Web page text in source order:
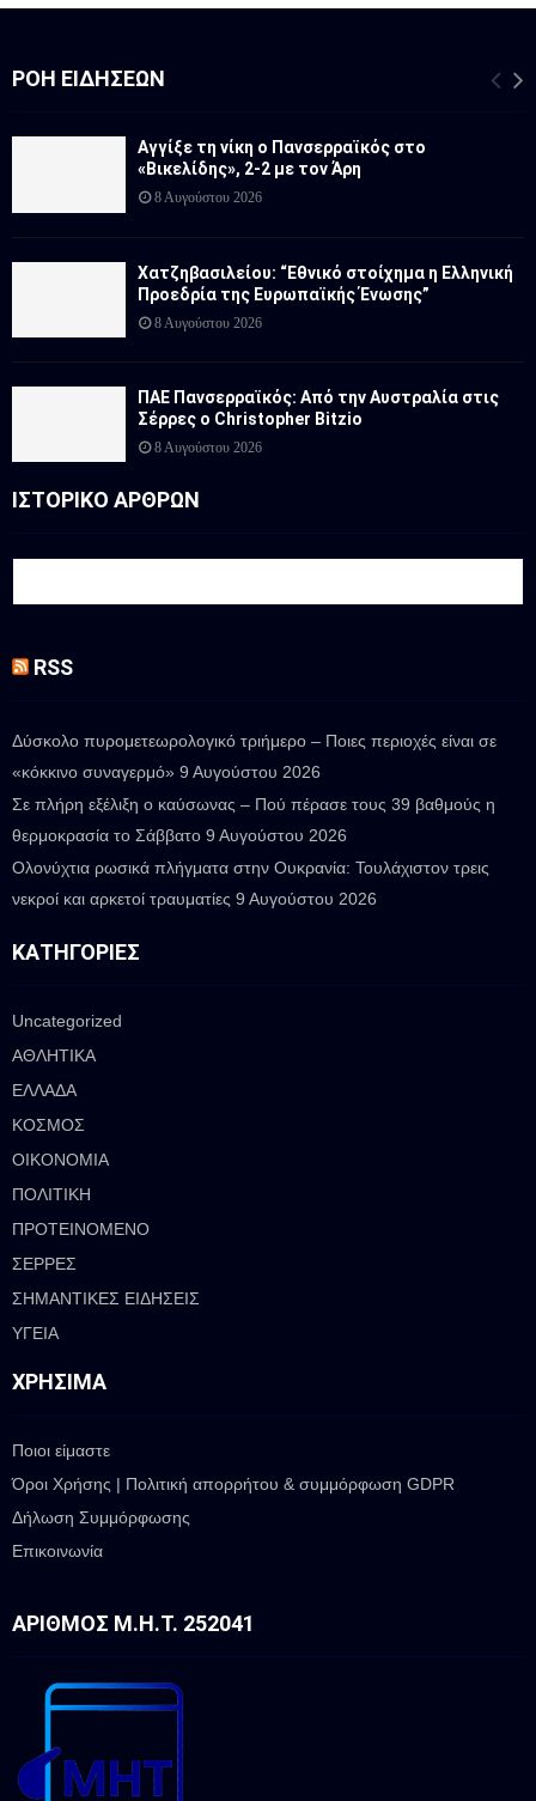
ΡΟΉ ΕΙΔΉΣΕΩΝ
Αγγίξε τη νίκη ο Πανσερραϊκός στο
«Βικελίδης», 2-2 με τον Άρη
8 Αυγούστου 2026
Χατζηβασιλείου: “Εθνικό στοίχημα η Ελληνική
Προεδρία της Ευρωπαϊκής Ένωσης”
8 Αυγούστου 2026
ΠΑΕ Πανσερραϊκός: Από την Αυστραλία στις
Σέρρες ο Christopher Bitzio
8 Αυγούστου 2026
ΙΣΤΟΡΙΚΟ ΑΡΘΡΩΝ
RSS
Δύσκολο πυρομετεωρολογικό τριήμερο – Ποιες περιοχές είναι σε
«κόκκινο συναγερμό» 9 Αυγούστου 2026
Σε πλήρη εξέλιξη ο καύσωνας – Πού πέρασε τους 39 βαθμούς η
θερμοκρασία το Σάββατο 9 Αυγούστου 2026
Ολονύχτια ρωσικά πλήγματα στην Ουκρανία: Τουλάχιστον τρεις
νεκροί και αρκετοί τραυματίες 9 Αυγούστου 2026
ΚΑΤΗΓΟΡΊΕΣ
Uncategorized
ΑΘΛΗΤΙΚΑ
ΕΛΛΑΔΑ
ΚΟΣΜΟΣ
ΟΙΚΟΝΟΜΙΑ
ΠΟΛΙΤΙΚΗ
ΠΡΟΤΕΙΝΟΜΕΝΟ
ΣΕΡΡΕΣ
ΣΗΜΑΝΤΙΚΕΣ ΕΙΔΗΣΕΙΣ
ΥΓΕΙΑ
ΧΡΉΣΙΜΑ
Ποιοι είμαστε
Όροι Χρήσης | Πολιτική απορρήτου & συμμόρφωση GDPR
Δήλωση Συμμόρφωσης
Επικοινωνία
ΑΡΙΘΜΌΣ Μ.Η.Τ. 252041